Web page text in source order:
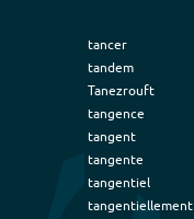
tancer
tandem
Tanezrouft
tangence
tangent
tangente
tangentiel
tangentiellement